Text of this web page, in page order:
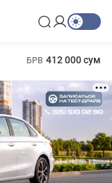
БРВ 412 000 сум